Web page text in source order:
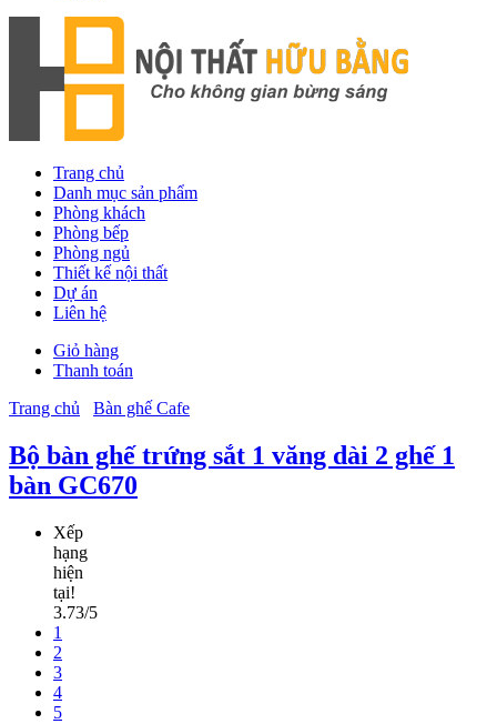
Trang chủ
Danh mục sản phẩm
Phòng khách
Phòng bếp
Phòng ngủ
Thiết kế nội thất
Dự án
Liên hệ
Giỏ hàng
Thanh toán
Trang chủ
Bàn ghế Cafe
Bộ bàn ghế trứng sắt 1 văng dài 2 ghế 1
bàn GC670
Xếp
hạng
hiện
tại!
3.73/5
1
2
3
4
5